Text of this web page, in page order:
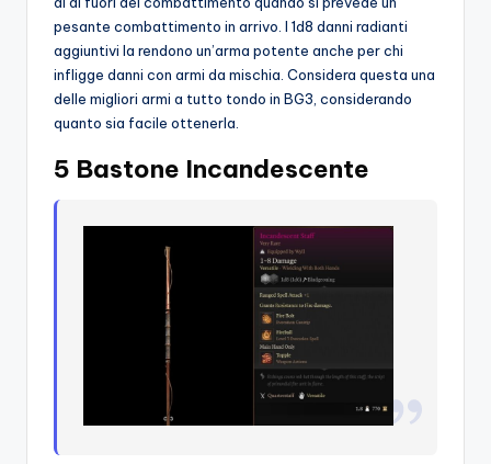
pesante combattimento in arrivo. I 1d8 danni radianti
aggiuntivi la rendono un’arma potente anche per chi
infligge danni con armi da mischia. Considera questa una
delle migliori armi a tutto tondo in BG3, considerando
quanto sia facile ottenerla.
5 Bastone Incandescente